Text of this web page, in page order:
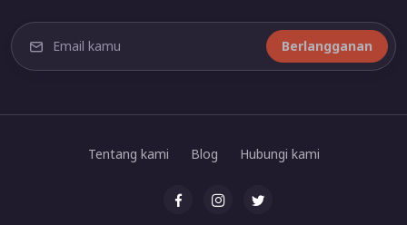
Berlangganan
Tentang kami Blog Hubungi kami